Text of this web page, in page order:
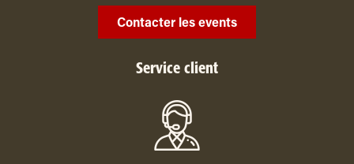
Contacter les events
Service client